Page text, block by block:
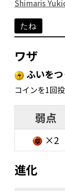
Shimaris
たね
ワザ
ふいをつ
コインを1回
弱点
×2
進化